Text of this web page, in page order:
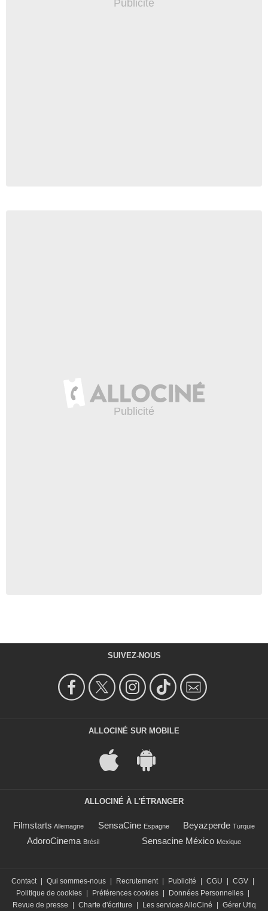
SUIVEZ-NOUS
ALLOCINÉ SUR MOBILE
ALLOCINÉ À L'ÉTRANGER
Filmstarts Allemagne SensaCine Espagne Beyazperde Turquie
AdoroCinema Brésil Sensacine México Mexique
Contact Qui sommes-nous Recrutement Publicité CGU CGV
Politique de cookies
Préférences cookies Données Personnelles
Revue de presse
Charte d'écriture Les services AlloCiné Gérer Utiq